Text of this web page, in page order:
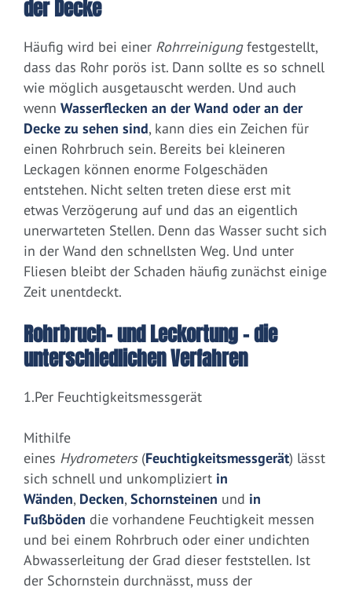
der Decke
Häufig wird bei einer Rohrreinigungfestgestellt,
dass das Rohr porös ist. Dann sollte es so schnell
wie möglich ausgetauscht werden. Und auch
wenn Wasserflecken an der Wand oder an der
Decke zu sehen sind, kann dies ein Zeichen für
einen Rohrbruch sein. Bereits bei kleineren
Leckagen können enorme Folgeschäden
entstehen. Nicht selten treten diese erst mit
etwas Verzögerung auf und das an eigentlich
unerwarteten Stellen. Denn das Wasser sucht sich
in der Wand den schnellsten Weg. Und unter
Fliesen bleibt der Schaden häufig zunächst einige
Zeit unentdeckt.
Rohrbruch- und Leckortung – die
unterschiedlichen Verfahren
1.Per Feuchtigkeitsmessgerät
Mithilfe
eines Hydrometers(Feuchtigkeitsmessgerät) lässt
sich schnell und unkompliziert in
Wänden, Decken, Schornsteinen und in
Fußböden die vorhandene Feuchtigkeit messen
und bei einem Rohrbruch oder einer undichten
Abwasserleitung der Grad dieser feststellen. Ist
der Schornstein durchnässt, muss der